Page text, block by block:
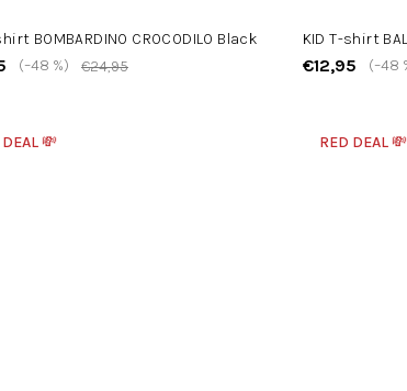
BOMBARDINO CROCODILO Black
€24,95
(–48 %)
KID T-shirt
€12,95 (–48
💸 RED DEAL 💸